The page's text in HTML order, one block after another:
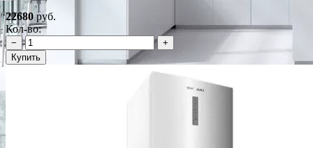
22680руб.
Кол-во:
−
+
Купить